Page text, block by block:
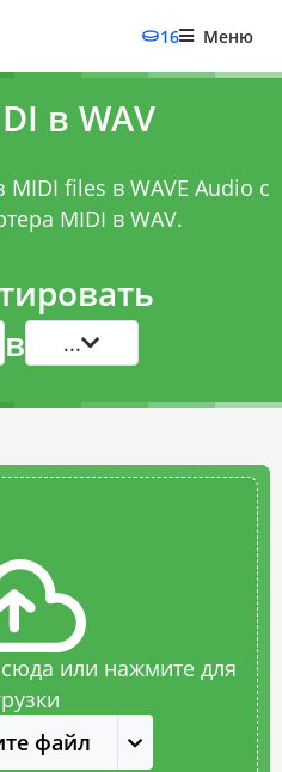
16 Меню
в WAV
files в WAVE Audio с
MIDI в WAV.
в ...
или нажмите для
файл